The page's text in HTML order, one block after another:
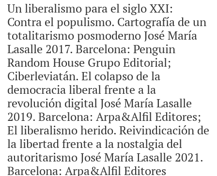
Un liberalismo para el siglo XXI:
Contra el populismo. Cartografía de un
totalitarismo posmoderno José María
Lasalle 2017. Barcelona: Penguin
Random House Grupo Editorial;
Ciberleviatán. El colapso de la
democracia liberal frente a la
revolución digital José María Lasalle
2019. Barcelona: Arpa&Alfil Editores;
El liberalismo herido. Reivindicación de
la libertad frente a la nostalgia del
autoritarismo José María Lasalle 2021.
Barcelona: Arpa&Alfil Editores